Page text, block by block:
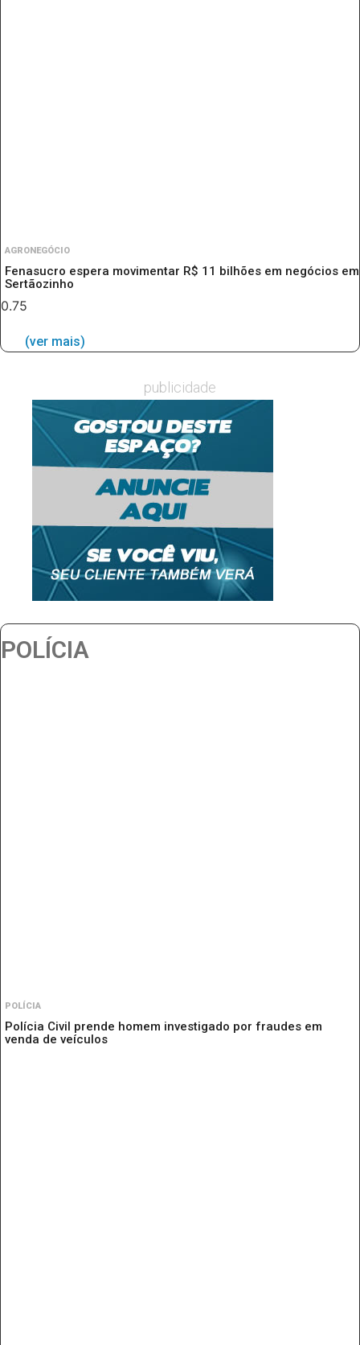
AGRONEGÓCIO
Fenasucro espera movimentar R$ 11 bilhões em negócios em
Sertãozinho
(ver mais)
publicidade
POLÍCIA
POLÍCIA
Polícia Civil prende homem investigado por fraudes em
venda de veículos